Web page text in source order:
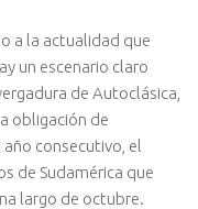
a la actualidad que
un escenario claro
de Autoclásica,
obligación de
consecutivo, el
de Sudamérica que
largo de octubre.